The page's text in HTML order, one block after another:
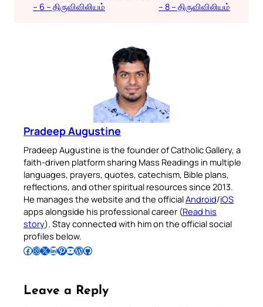
– 6 – திருவிவிலியம்
– 8 – திருவிவிலியம்
Pradeep Augustine
Pradeep Augustine is the founder of Catholic Gallery, a
faith-driven platform sharing Mass Readings in multiple
languages, prayers, quotes, catechism, Bible plans,
reflections, and other spiritual resources since 2013.
He manages the website and the officialAndroid/iOS
apps alongside his professional career (Read his
story). Stay connected with him on the official social
profiles below.
Follow Pradeep on Facebook Follow Pradeep on InstagramFollow Pradeep on X Follow Pradeep on LinkedIn Follow Pradeep on Pinterest Subscribe to Pradeep’s Youtube Channel Follow Pradeep on WordPress Follow Pradeep on GitHub
Leave a Reply